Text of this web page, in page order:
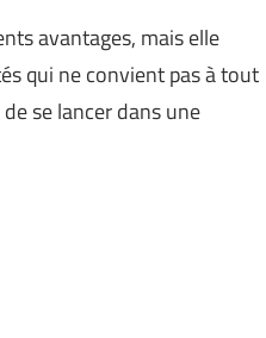
avantages, mais elle
qui ne convient pas à tout
se lancer dans une